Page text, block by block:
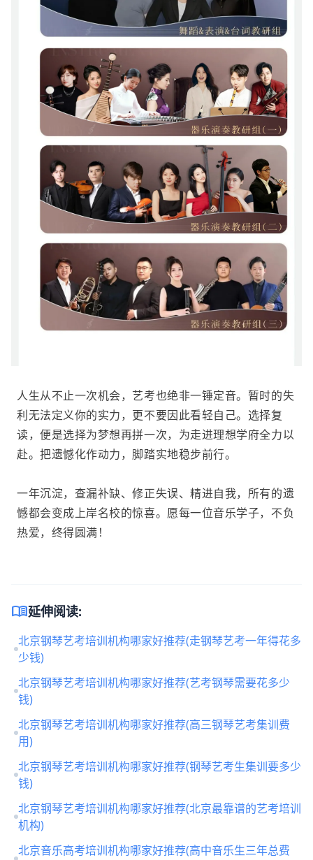
人生从不止一次机会，艺考也绝非一锤定音。暂时的失
利无法定义你的实力，更不要因此看轻自己。选择复
读，便是选择为梦想再拼一次，为走进理想学府全力以
赴。把遗憾化作动力，脚踏实地稳步前行。
一年沉淀，查漏补缺、修正失误、精进自我，所有的遗
憾都会变成上岸名校的惊喜。愿每一位音乐学子，不负
热爱，终得圆满！
menu_book延伸阅读:
北京钢琴艺考培训机构哪家好推荐(走钢琴艺考一年得花多
少钱)
北京钢琴艺考培训机构哪家好推荐(艺考钢琴需要花多少
钱)
北京钢琴艺考培训机构哪家好推荐(高三钢琴艺考集训费
用)
北京钢琴艺考培训机构哪家好推荐(钢琴艺考生集训要多少
钱)
北京钢琴艺考培训机构哪家好推荐(北京最靠谱的艺考培训
机构)
北京音乐高考培训机构哪家好推荐(高中音乐生三年总费